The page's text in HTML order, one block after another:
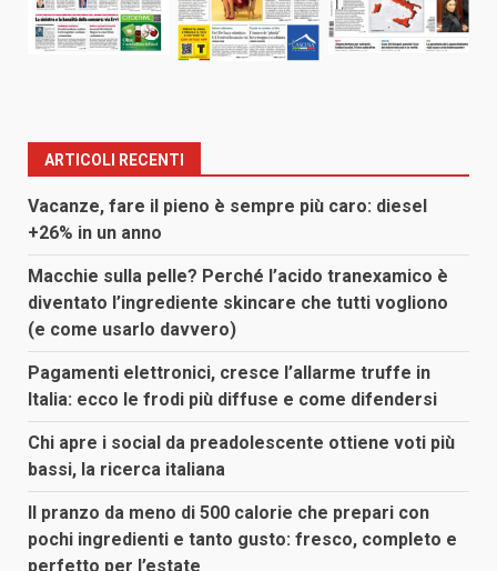
ARTICOLI RECENTI
Vacanze, fare il pieno è sempre più caro: diesel
+26% in un anno
Macchie sulla pelle? Perché l’acido tranexamico è
diventato l’ingrediente skincare che tutti vogliono
(e come usarlo davvero)
Pagamenti elettronici, cresce l’allarme truffe in
Italia: ecco le frodi più diffuse e come difendersi
Chi apre i social da preadolescente ottiene voti più
bassi, la ricerca italiana
Il pranzo da meno di 500 calorie che prepari con
pochi ingredienti e tanto gusto: fresco, completo e
perfetto per l’estate